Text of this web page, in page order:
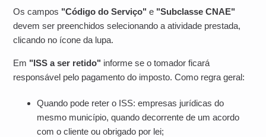
Os campos "Código do Serviço" e "Subclasse CNAE"
devem ser preenchidos selecionando a atividade prestada,
clicando no ícone da lupa.
Em "ISS a ser retido" informe se o tomador ficará
responsável pelo pagamento do imposto. Como regra geral:
Quando pode reter o ISS: empresas jurídicas do
mesmo município, quando decorrente de um acordo
com o cliente ou obrigado por lei;